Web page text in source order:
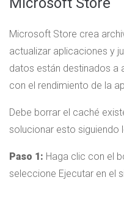
Microsoft Store crea
actualizar aplicaciones y
datos están destinados a
con el rendimiento de la
Debe borrar el caché
solucionar esto siguiendo
Paso 1: Haga clic con el
seleccione Ejecutar en el